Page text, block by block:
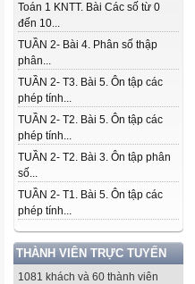
Toán 1 KNTT. Bài Các số từ 0
đến 10...
TUẦN 2- Bài 4. Phân số thập
phân...
TUẦN 2- T3. Bài 5. Ôn tập các
phép tính...
TUẦN 2- T2. Bài 5. Ôn tập các
phép tính...
TUẦN 2- T2. Bài 3. Ôn tập phân
số...
TUẦN 2- T1. Bài 5. Ôn tập các
phép tính...
THÀNH VIÊN TRỰC TUYẾN
1081 khách và 60 thành viên